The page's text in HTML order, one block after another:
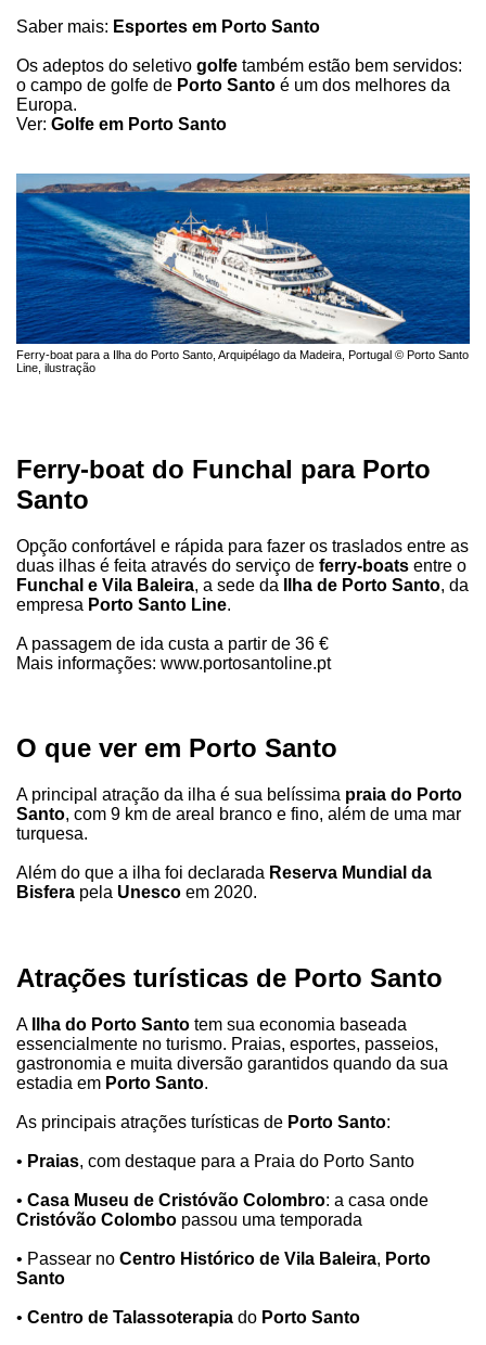
Saber mais: Esportes em Porto Santo
Os adeptos do seletivo golfe também estão bem servidos:
o campo de golfe de Porto Santo é um dos melhores da
Europa.
Ver: Golfe em Porto Santo
Ferry-boat para a Ilha do Porto Santo, Arquipélago da Madeira, Portugal © Porto Santo
Line, ilustração
Ferry-boat do Funchal para Porto
Santo
Opção confortável e rápida para fazer os traslados entre as
duas ilhas é feita através do serviço de ferry-boats entre o
Funchal e Vila Baleira, a sede da Ilha de Porto Santo, da
empresa Porto Santo Line.
A passagem de ida custa a partir de 36 €
Mais informações: www.portosantoline.pt
O que ver em Porto Santo
A principal atração da ilha é sua belíssima praia do Porto
Santo, com 9 km de areal branco e fino, além de uma mar
turquesa.
Além do que a ilha foi declarada Reserva Mundial da
Bisfera pela Unesco em 2020.
Atrações turísticas de Porto Santo
A Ilha do Porto Santo tem sua economia baseada
essencialmente no turismo. Praias, esportes, passeios,
gastronomia e muita diversão garantidos quando da sua
estadia em Porto Santo.
As principais atrações turísticas de Porto Santo:
• Praias, com destaque para a Praia do Porto Santo
• Casa Museu de Cristóvão Colombro: a casa onde
Cristóvão Colombo passou uma temporada
• Passear no Centro Histórico de Vila Baleira, Porto
Santo
• Centro de Talassoterapia do Porto Santo